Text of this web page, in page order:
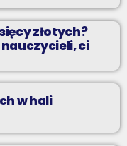
złotych?
ci
w hali